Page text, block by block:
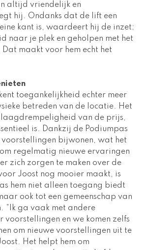
altijd vriendelijk en
hij. Ondanks dat de lift een
kant is, waardeert hij de inzet;
naar je plek en geholpen met het
Dat maakt voor hem echt het
toegankelijkheid echter meer
betreden van de locatie. Het
van de prijs,
is. Dankzij de Podiumpas
voorstellingen bijwonen, wat het
regelmatig nieuwe ervaringen
zich zorgen te maken over de
Joost nog mooier maakt, is
hem niet alleen toegang biedt
ook tot een gemeenschap van
“Ik ga vaak met andere
voorstellingen en we komen zelfs
om nieuwe voorstellingen uit te
Het helpt hem om